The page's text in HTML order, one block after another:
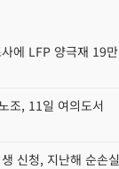
에 LFP 양극재 19만
조, 11일 여의도서
신청, 지난해 순손실